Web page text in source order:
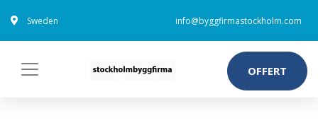
Sweden info@byggfirmastockholm.com
OFFERT